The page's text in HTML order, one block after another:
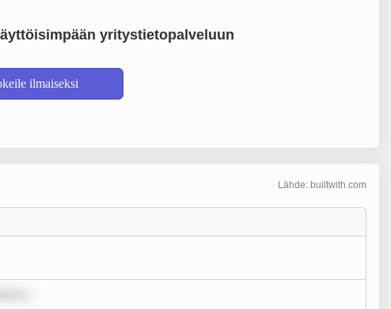
yritystietopalveluun
ilmaiseksi
Lähde: builtwith.com